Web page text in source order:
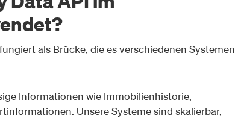
als Brücke, die es verschiedenen Systemen
Informationen wie Immobilienhistorie,
Unsere Systeme sind skalierbar,